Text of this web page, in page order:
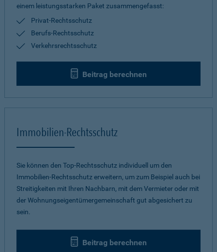
einem leistungsstarken Paket zusammengefasst:
Privat-Rechtsschutz
Berufs-Rechtsschutz
Verkehrsrechtsschutz
Beitrag berechnen
Immobilien-Rechtsschutz
Sie können den Top-Rechtsschutz individuell um den
Immobilien-Rechtsschutz erweitern, um zum Beispiel auch bei
Streitigkeiten mit Ihren Nachbarn, mit dem Vermieter oder mit
der Wohnungseigentümergemeinschaft gut abgesichert zu
sein.
Beitrag berechnen